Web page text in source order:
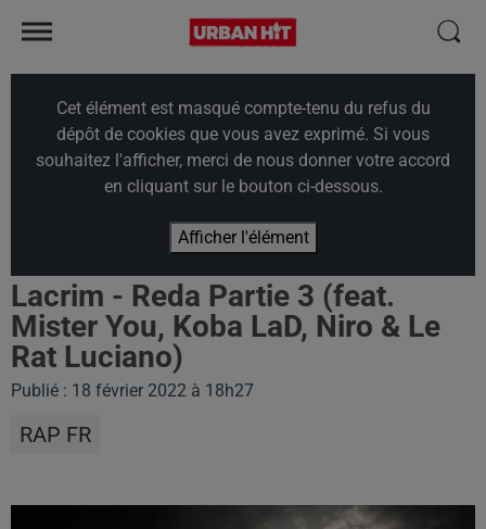
Cet élément est masqué compte-tenu du refus du
dépôt de cookies que vous avez exprimé. Si vous
souhaitez l'afficher, merci de nous donner votre accord
en cliquant sur le bouton ci-dessous.
Afficher l'élément
Lacrim - Reda Partie 3 (feat.
Mister You, Koba LaD, Niro & Le
Rat Luciano)
Publié : 18 février 2022 à 18h27
RAP FR